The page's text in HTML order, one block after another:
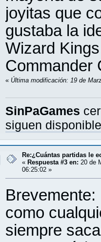
joyitas que
gustaba la
Wizard
Commander
« Última modificación: 19 de
SinPaGames
siguen
Re:¿Cuántas partidas le
« Respuesta #3 en: 20 de
06:25:02 »
como
siempre